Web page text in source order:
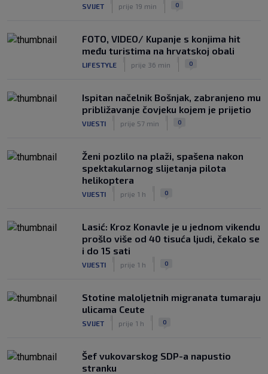
SVIJET prije 19 min 0
FOTO, VIDEO/ Kupanje s konjima hit
među turistima na hrvatskoj obali
LIFESTYLE prije 36 min 0
Ispitan načelnik Bošnjak, zabranjeno mu
približavanje čovjeku kojem je prijetio
VIJESTI prije 57 min 0
Ženi pozlilo na plaži, spašena nakon
spektakularnog slijetanja pilota
helikoptera
VIJESTI prije 1 h 0
Lasić: Kroz Konavle je u jednom vikendu
prošlo više od 40 tisuća ljudi, čekalo se
i do 15 sati
VIJESTI prije 1 h 0
Stotine maloljetnih migranata tumaraju
ulicama Ceute
SVIJET prije 1 h 0
Šef vukovarskog SDP-a napustio
stranku